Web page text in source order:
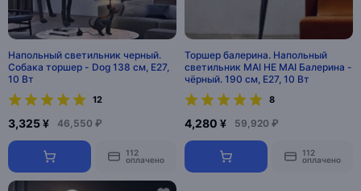
Напольный светильник черный.
Собака торшер - Dog 138 см, E27,
10 Вт
12
3,325 ¥ 46,550 ₽
112
оплачено
Торшер балерина. Напольный
светильник MAI HE MAI Балерина -
чёрный. 190 см, E27, 10 Вт
8
4,280 ¥ 59,920 ₽
112
оплачено